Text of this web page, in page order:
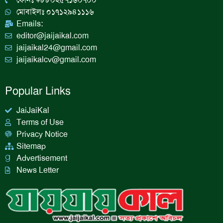
m
মোবাইলঃ ০১৭১২৯৪১১১৬
Emails:
editor@jaijaikal.com
jaijaikal24@gmail.com
jaijaikalcv@gmail.com
Popular Links
JaiJaiKal
Terms of Use
Privacy Notice
Sitemap
Advertisement
News Letter